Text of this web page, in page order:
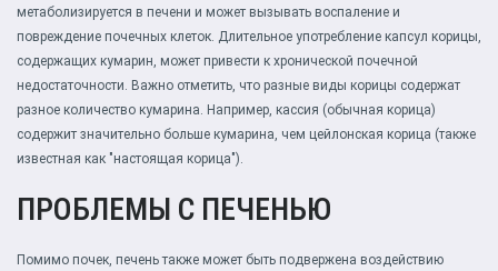
метаболизируется в печени и может вызывать воспаление и
повреждение почечных клеток. Длительное употребление капсул корицы,
содержащих кумарин, может привести к хронической почечной
недостаточности. Важно отметить, что разные виды корицы содержат
разное количество кумарина. Например, кассия (обычная корица)
содержит значительно больше кумарина, чем цейлонская корица (также
известная как "настоящая корица").
ПРОБЛЕМЫ С ПЕЧЕНЬЮ
Помимо почек, печень также может быть подвержена воздействию